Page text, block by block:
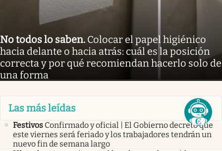
No todos lo saben. Colocar el papel higiénico
hacia delante o hacia atrás: cuál es la posición
correcta y por qué recomiendan hacerlo solo de
una forma
Las más leídas
Festivos Confirmado y oficial | El Gobierno decretó que
este viernes será feriado y los trabajadores tendrán un
nuevo fin de semana largo